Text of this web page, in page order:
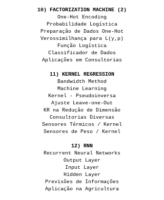
10) FACTORIZATION MACHINE (2)
One-Hot Encoding
Probabilidade Logística
Preparação de Dados One-Hot
Verossimilhança para L(y,p)
Função Logística
Classificador de Dados
Aplicações em Consultorias
11) KERNEL REGRESSION
Bandwidth Method
Machine Learning
Kernel - Pseudoinversa
Ajuste Leave-one-Out
KR na Redução de Dimensão
Consultorias Diversas
Sensores Térmicos / Kernel
Sensores de Peso / Kernel
12) RNN
Recurrent Neural Networks
Output Layer
Input Layer
Hidden Layer
Previsões de Informações
Aplicação na Agricultura